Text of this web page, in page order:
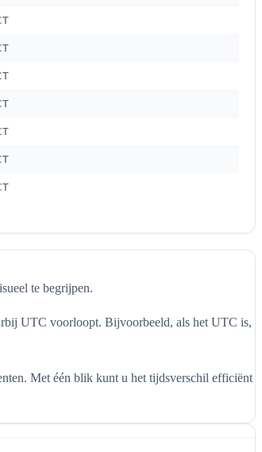
te begrijpen.
UTC voorloopt. Bijvoorbeeld, als het UTC is,
Met één blik kunt u het tijdsverschil efficiënt